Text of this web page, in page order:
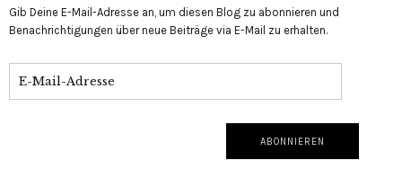
Gib Deine E-Mail-Adresse an, um diesen Blog zu abonnieren und
Benachrichtigungen über neue Beiträge via E-Mail zu erhalten.